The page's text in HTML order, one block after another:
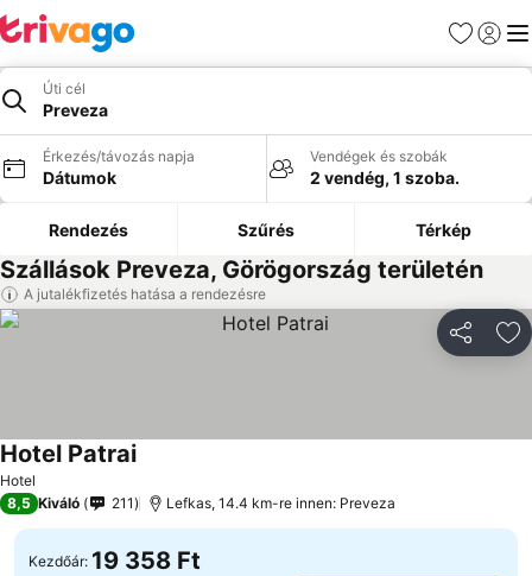
Kedvencek
Úti cél
Preveza
Érkezés/távozás napja
Dátumok
Vendégek és szobák
2 vendég, 1 szoba.
Rendezés Szűrés Térkép
Szállások Preveza, Görögország területén
A jutalékfizetés hatása a rendezésre
Hotel
Hotel Patrai
8,5 Kiváló 211 Lefkas, 14.4 km-re innen: Preveza
Kezdőár: 19 358 Ft